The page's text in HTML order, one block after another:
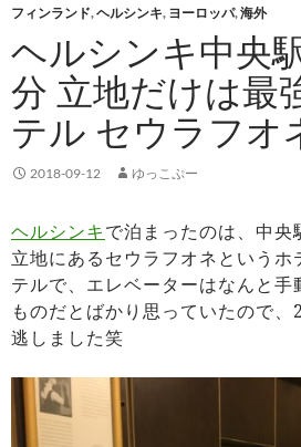
フィンランド,ヘルシンキ, ヨーロッパ,海外
ヘルシンキ中央
分 立地だけは最
テル セウラフオ
2018-09-12 ゆっこぷー
ヘルシンキで泊まったのは、中
立地にあるセウラフオネというホ
テルで、エレベーターはなんと手
ものだとばかり思っていたので
逃しました笑